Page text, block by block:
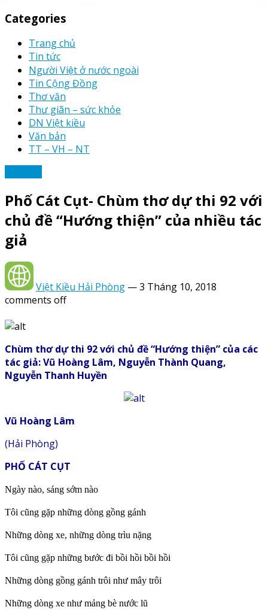
Categories
Trang chủ
Tin tức
Người Việt ở nước ngoài
Tin Cộng Đồng
Thơ văn
Thư giãn – sức khỏe
DN Việt kiều
Văn bản
TT – VH – NT
Phố Cát Cụt- Chùm thơ dự thi 92 với
chủ đề “Hướng thiện” của nhiều tác
giả
Việt Kiều Hải Phòng —3 Tháng 10, 2018
comments off
Chùm thơ dự thi 92 với chủ đề “Hướng thiện” của các
tác giả: Vũ Hoàng Lâm, Nguyễn Thành Quang,
Nguyễn Thanh Huyền
Vũ Hoàng Lâm
(Hải Phòng)
PHỐ CÁT CỤT
Ngày nào, sáng sớm nào
Tôi cũng gặp những dòng gồng gánh
Những dòng xe, những dòng trìu nặng
Tôi cũng gặp những bước đi bồi hồi bồi hồi
Những dòng gồng gánh trôi như mây trôi
Những dòng xe như mảng bè nước lũ